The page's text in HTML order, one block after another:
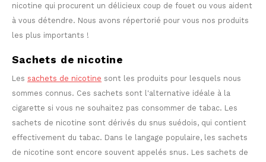
ZEUS
nicotine qui procurent un délicieux coup de fouet ou vous aident
à vous détendre. Nous avons répertorié pour vous nos produits
les plus importants !
Sachets de nicotine
Les sachets de nicotine sont les produits pour lesquels nous
sommes connus. Ces sachets sont l'alternative idéale à la
cigarette si vous ne souhaitez pas consommer de tabac. Les
sachets de nicotine sont dérivés du snus suédois, qui contient
effectivement du tabac. Dans le langage populaire, les sachets
de nicotine sont encore souvent appelés snus. Les sachets de